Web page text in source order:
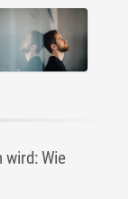
wird: Wie